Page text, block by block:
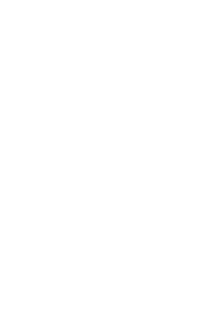
Advocatenwet tot de
(Voda) en de Regeling op de